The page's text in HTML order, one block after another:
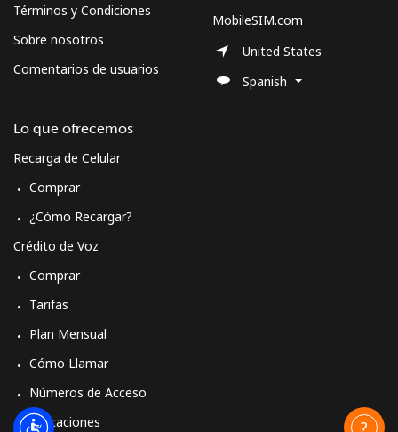
Términos y Condiciones
Sobre nosotros
Comentarios de usuarios
Lo que ofrecemos
Recarga de Celular
Comprar
¿Cómo Recargar?
Crédito de Voz
Comprar
Tarifas
Plan Mensual
Cómo Llamar
Números de Acceso
Aplicaciones
MobileSIM.com
United States
Spanish